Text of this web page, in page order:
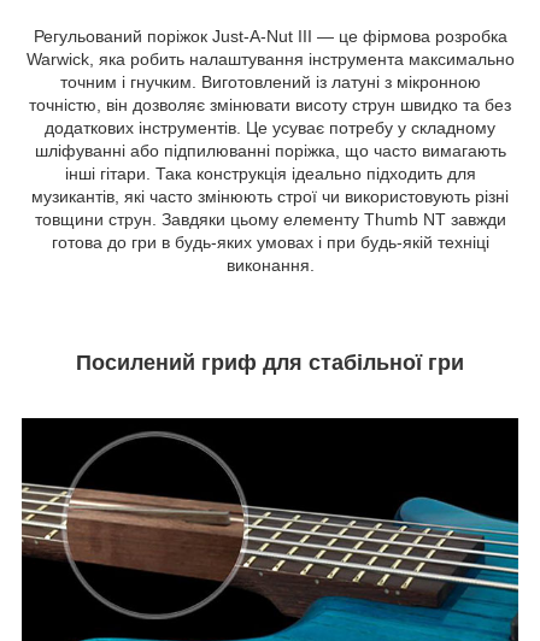
Регульований поріжок Just-A-Nut III — це фірмова розробка
Warwick, яка робить налаштування інструмента максимально
точним і гнучким. Виготовлений із латуні з мікронною
точністю, він дозволяє змінювати висоту струн швидко та без
додаткових інструментів. Це усуває потребу у складному
шліфуванні або підпилюванні поріжка, що часто вимагають
інші гітари. Така конструкція ідеально підходить для
музикантів, які часто змінюють строї чи використовують різні
товщини струн. Завдяки цьому елементу Thumb NT завжди
готова до гри в будь-яких умовах і при будь-якій техніці
виконання.
Посилений гриф для стабільної гри